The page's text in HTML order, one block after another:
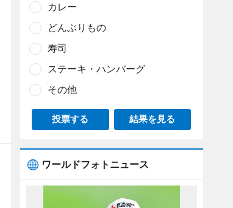
カレー
どんぶりもの
寿司
ステーキ・ハンバーグ
その他
投票する 結果を見る
ワールドフォトニュース